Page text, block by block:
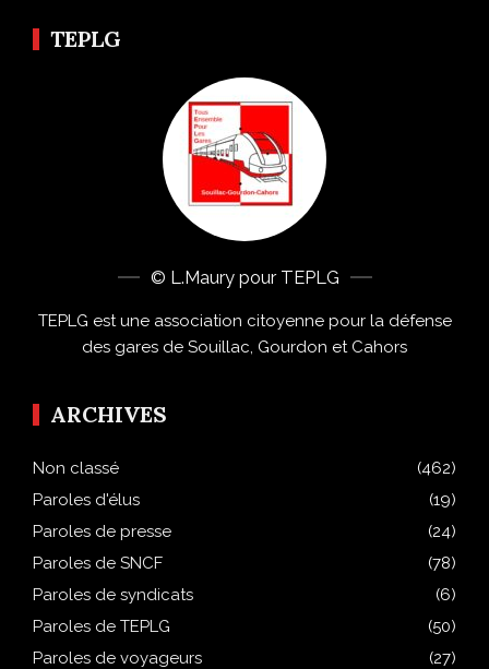
TEPLG
© L.Maury pour TEPLG
TEPLG est une association citoyenne pour la défense
des gares de Souillac, Gourdon et Cahors
ARCHIVES
Non classé
(462)
Paroles d'élus
(19)
Paroles de presse
(24)
Paroles de SNCF
(78)
Paroles de syndicats
(6)
Paroles de TEPLG
(50)
Paroles de voyageurs
(27)